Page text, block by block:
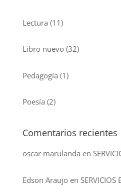
Lectura (11)
Libro nuevo(32)
Pedagogía (1)
Poesía (2)
Comentarios recientes
oscar marulanda en
Edson Araujoen SERVICIOS